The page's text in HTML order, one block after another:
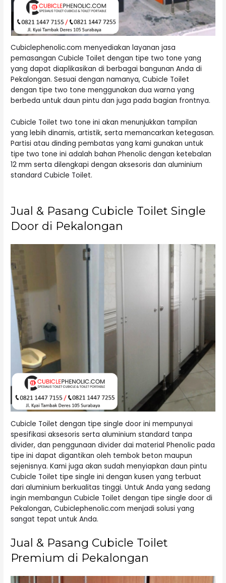
Cubiclephenolic.com menyediakan layanan jasa
pemasangan Cubicle Toilet dengan tipe two tone yang
yang dapat diaplikasikan di berbagai bangunan Anda di
Pekalongan. Sesuai dengan namanya, Cubicle Toilet
dengan tipe two tone menggunakan dua warna yang
berbeda untuk daun pintu dan juga pada bagian frontnya.
Cubicle Toilet two tone ini akan menunjukkan tampilan
yang lebih dinamis, artistik, serta memancarkan ketegasan.
Partisi atau dinding pembatas yang kami gunakan untuk
tipe two tone ini adalah bahan Phenolic dengan ketebalan
12 mm serta dilengkapi dengan aksesoris dan aluminium
standard Cubicle Toilet.
Jual & Pasang Cubicle Toilet Single
Door di Pekalongan
Cubicle Toilet dengan tipe single door ini mempunyai
spesifikasi aksesoris serta aluminium standard tanpa
divider, dan penggunaan divider dai material Phenolic pada
tipe ini dapat digantikan oleh tembok beton maupun
sejenisnya. Kami juga akan sudah menyiapkan daun pintu
Cubicle Toilet tipe single ini dengan kusen yang terbuat
dari aluminium berkualitas tinggi. Untuk Anda yang sedang
ingin membangun Cubicle Toilet dengan tipe single door di
Pekalongan, Cubiclephenolic.com menjadi solusi yang
sangat tepat untuk Anda.
Jual & Pasang Cubicle Toilet
Premium di Pekalongan